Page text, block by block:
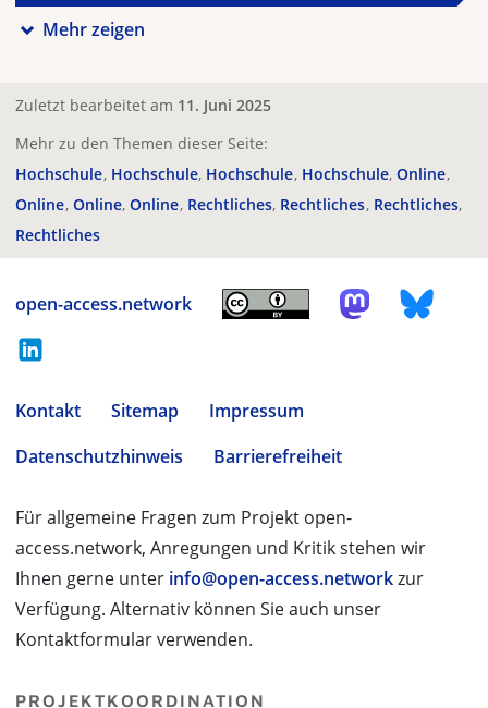
Mehr zeigen
Zuletzt bearbeitet am 11. Juni 2025
Mehr zu den Themen dieser Seite:
Hochschule Hochschule Hochschule Hochschule Online
Online Online Online Rechtliches Rechtliches Rechtliches
Rechtliches
open-access.network
Kontakt Sitemap
Impressum
Datenschutzhinweis
Barrierefreiheit
Für allgemeine Fragen zum Projekt open-
access.network, Anregungen und Kritik stehen wir
Ihnen gerne unter info@open-access.networkzur
Verfügung. Alternativ können Sie auch unser
Kontaktformular verwenden.
PROJEKTKOORDINATION